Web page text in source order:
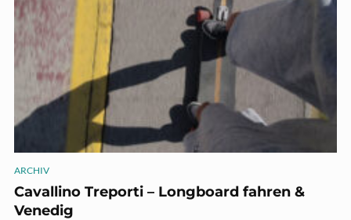
ARCHIV
Cavallino Treporti – Longboard fahren &
Venedig